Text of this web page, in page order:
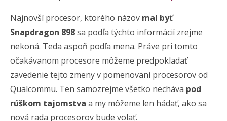
Najnovší procesor, ktorého názov mal byť
Snapdragon 898sa podľa týchto informácií zrejme
nekoná. Teda aspoň podľa mena. Práve pri tomto
očakávanom procesore môžeme predpokladať
zavedenie tejto zmeny v pomenovaní procesorov od
Qualcommu. Ten samozrejme všetko necháva pod
rúškom tajomstva a my môžeme len hádať, ako sa
nová rada procesorov bude volať.